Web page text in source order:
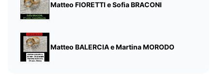
Matteo FIORETTI e Sofia BRACONI
Matteo BALERCIA e Martina MORODO